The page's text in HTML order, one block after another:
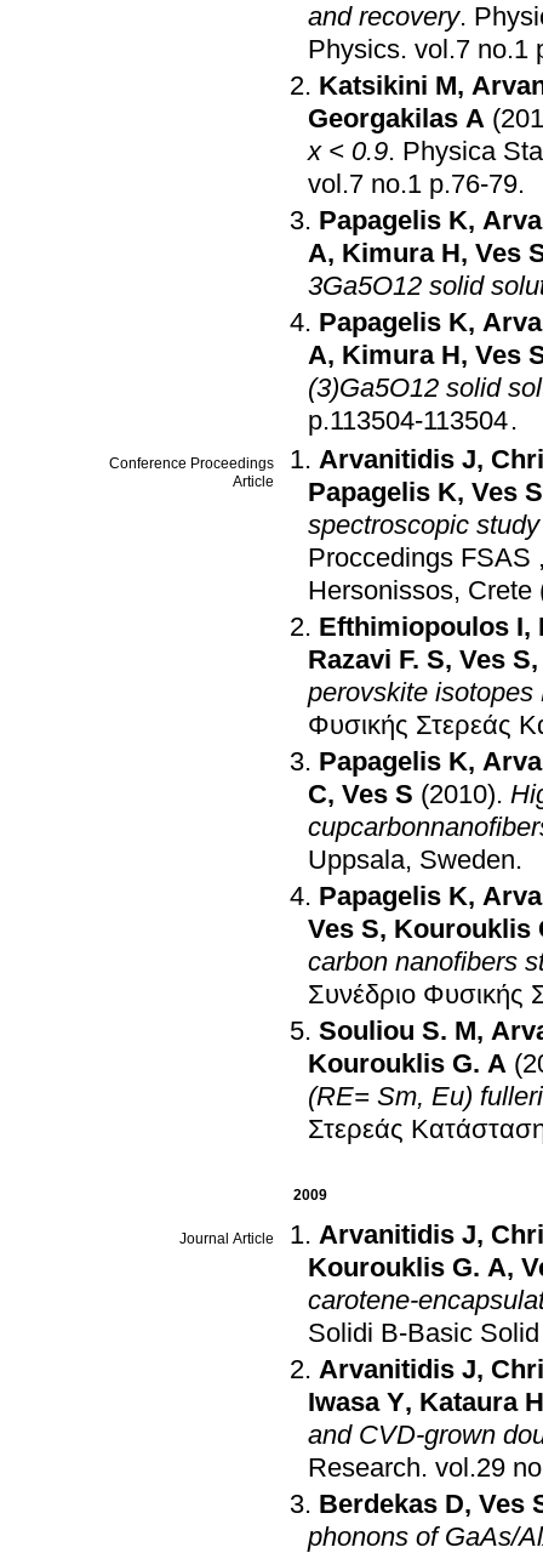
and recovery.
Physics.
Katsikini M,
Georgakilas A
x < 0.9. Physica
vol.7 no.1 p.76-79.
Papagelis K,
A, Kimura H, Ves
3Ga5O12 solid
Papagelis K,
A, Kimura H, Ves
(3)Ga5O12 solid
p.113504-113504.
Conference Proceedings
Article
Arvanitidis J,
Papagelis K, Ves S
spectroscopic
Proccedings FSAS
Hersonissos, Crete
Efthimiopoulos I,
Razavi F. S, Ves S
perovskite
Φυσικής Στερεάς
Papagelis K,
C, Ves S (2010).
Uppsala, Sweden.
Papagelis K,
Ves S, Kourouklis
carbon nanofibers
Συνέδριο Φυσικής
Souliou S. M,
Kourouklis G. A
(RE= Sm, Eu)
Στερεάς
2009
Journal Article Arvanitidis J,
Kourouklis G. A,
carotene-
Solidi B-Basic
Arvanitidis J,
Iwasa Y, Kataura H
and CVD-grown
Research.
Berdekas D, Ves
phonons of GaAs/